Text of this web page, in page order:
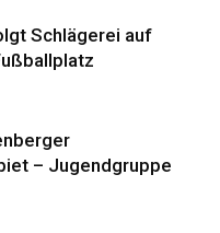
Schlägerei auf
– Jugendgruppe